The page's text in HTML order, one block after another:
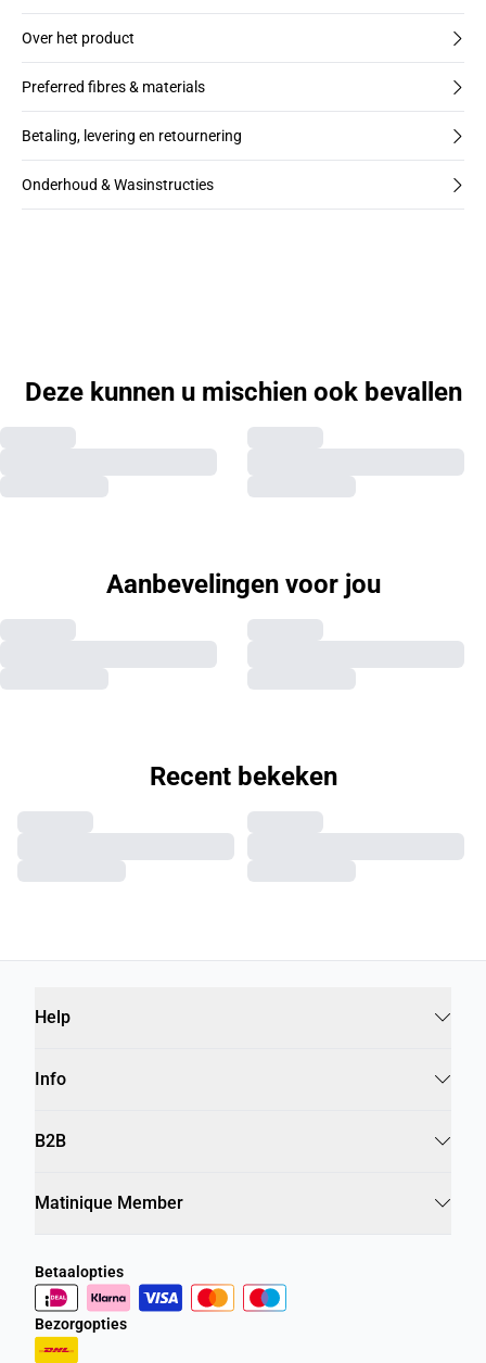
Over het product
Preferred fibres & materials
Betaling, levering en retournering
Onderhoud & Wasinstructies
Deze kunnen u mischien ook bevallen
Aanbevelingen voor jou
Recent bekeken
Help
Info
B2B
Matinique Member
Betaalopties
Bezorgopties